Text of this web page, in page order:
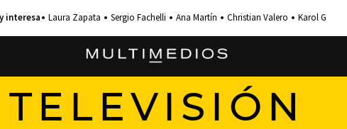
Laura Zapata Sergio Fachelli Ana Martín Christian Valero Karol G
TELEVISIÓN